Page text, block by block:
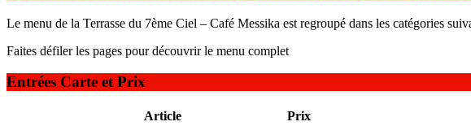
Le menu de la Terrasse du 7ème Ciel – Café Messika est regroupé dans les catégories
Faites défiler les pages pour découvrir le menu complet
Entrées Carte et Prix
Article
Prix